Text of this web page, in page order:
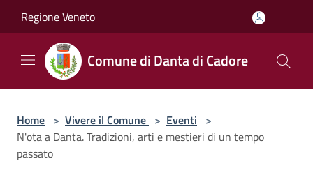
Regione Veneto
Comune di Danta di Cadore
Home > Vivere il Comune > Eventi >
N'ota a Danta. Tradizioni, arti e mestieri di un tempo
passato